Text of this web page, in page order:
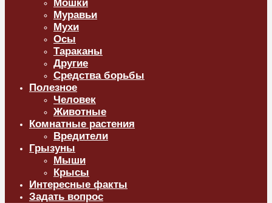
Мошки
Муравьи
Мухи
Осы
Тараканы
Другие
Средства борьбы
Полезное
Человек
Животные
Комнатные растения
Вредители
Грызуны
Мыши
Крысы
Интересные факты
Задать вопрос